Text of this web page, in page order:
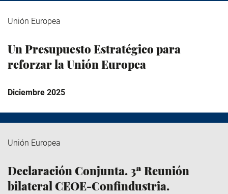
Unión Europea
Un Presupuesto Estratégico para
reforzar la Unión Europea
Diciembre 2025
Unión Europea
Declaración Conjunta. 3ª Reunión
bilateral CEOE-Confindustria.